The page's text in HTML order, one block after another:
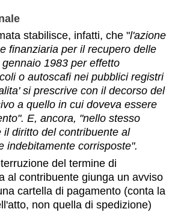
stabilisce, infatti, che "l'azione
finanziaria per il recupero delle
1983 per effetto
o autoscafi nei pubblici registri
si prescrive con il decorso del
a quello in cui doveva essere
E, ancora, "nello stesso
diritto del contribuente al
indebitamente corrisposte".
del termine di
al contribuente giunga un avviso
cartella di pagamento (conta la
non quella di spedizione)